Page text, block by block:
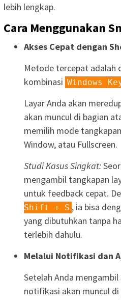
lebih lengkap.
Cara Menggunakan
Akses Cepat dengan
Metode tercepat adalah
kombinasi Windows
Layar Anda akan
akan muncul di bagian
memilih mode
Window, atau Fullscreen.
Studi Kasus Singkat:
mengambil tangkapan
untuk feedback cepat.
Shift + S , ia bisa
yang dibutuhkan tanpa
terlebih dahulu.
Melalui Notifikasi dan
Setelah Anda
notifikasi akan muncul